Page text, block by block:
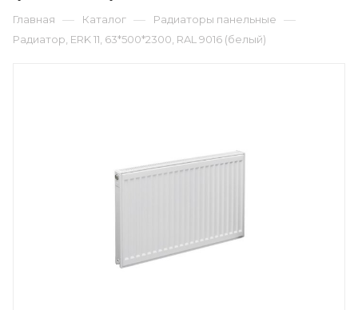
Главная — Каталог — Радиаторы панельные —
Радиатор, ERK 11, 63*500*2300, RAL 9016 (белый)